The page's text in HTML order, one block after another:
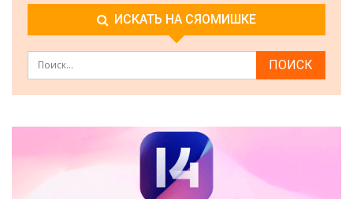
ИСКАТЬ НА СЯОМИШКЕ